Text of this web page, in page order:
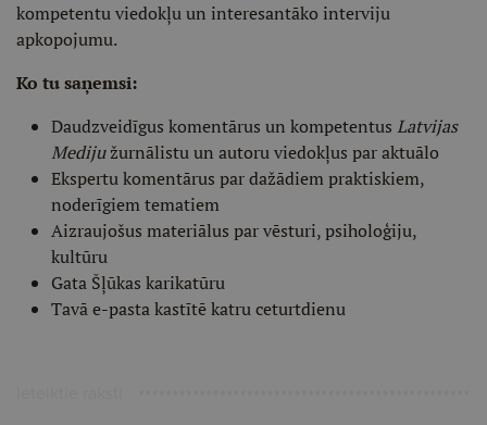
kompetentu viedokļu un interesantāko interviju
apkopojumu.
Ko tu saņemsi:
Daudzveidīgus komentārus un kompetentus Latvijas
Medijužurnālistu un autoru viedokļus par aktuālo
Ekspertu komentārus par dažādiem praktiskiem,
noderīgiem tematiem
Aizraujošus materiālus par vēsturi, psiholoģiju,
kultūru
Gata Šļūkas karikatūru
Tavā e-pasta kastītē katru ceturtdienu